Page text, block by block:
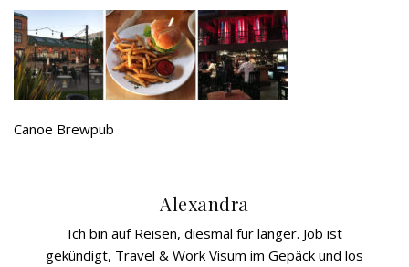
Canoe Brewpub
Alexandra
Ich bin auf Reisen, diesmal für länger. Job ist
gekündigt, Travel & Work Visum im Gepäck und los